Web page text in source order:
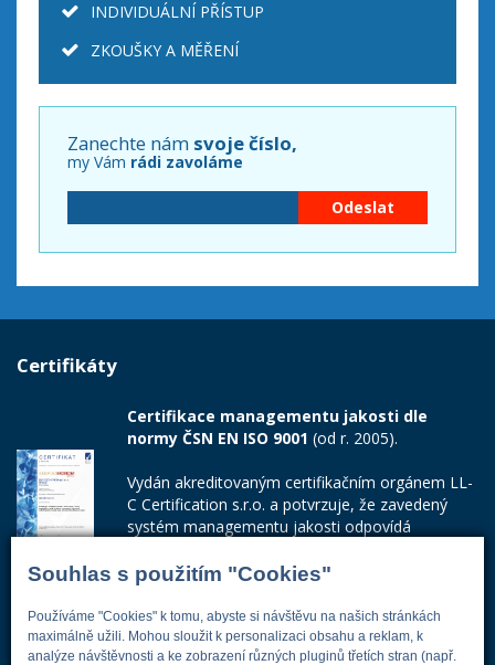
Souhlas s použitím "Cookies"
Používáme "Cookies" k tomu, abyste si návštěvu na našich stránkách
maximálně užili. Mohou sloužit k personalizaci obsahu a reklam, k
analýze návštěvnosti a ke zobrazení různých pluginů třetích stran (např.
INDIVIDUÁLNÍ PŘÍSTUP
ZKOUŠKY A MĚŘENÍ
Zanechte nám svoje číslo,
my Vám rádi zavoláme
Certifikáty
Certifikace managementu jakosti dle
normy ČSN EN ISO 9001 (od r. 2005).
Vydán akreditovaným certifikačním orgánem LL-
C Certification s.r.o. a potvrzuje, že zavedený
systém managementu jakosti odpovídá
Číslo certifikátu: 42014103
Adresa firmy